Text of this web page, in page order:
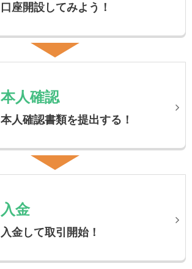
口座開設してみよう！
本人確認
本人確認書類を提出する！
入金
入金して取引開始！